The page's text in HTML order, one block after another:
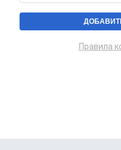
Правила